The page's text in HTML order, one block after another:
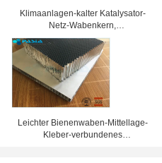
Klimaanlagen-kalter Katalysator-
Netz-Wabenkern,
Aluminiumbienenwaben-Platten
Leichter Bienenwaben-Mittellage-
Kleber-verbundenes